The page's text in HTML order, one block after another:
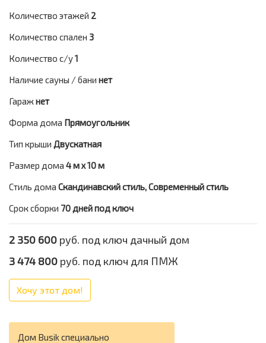
Количество этажей 2
Количество спален 3
Количество с/у1
Наличие сауны / бани нет
Гаражнет
Форма дома Прямоугольник
Тип крыши Двускатная
Размер дома 4 м х 10 м
Стиль дома Скандинавский стиль, Современный стиль
Срок сборки 70 дней под ключ
2 350 600 руб. под ключ дачный дом
3 474 800 руб. под ключ для ПМЖ
Хочу этот дом!
Дом Busik специально